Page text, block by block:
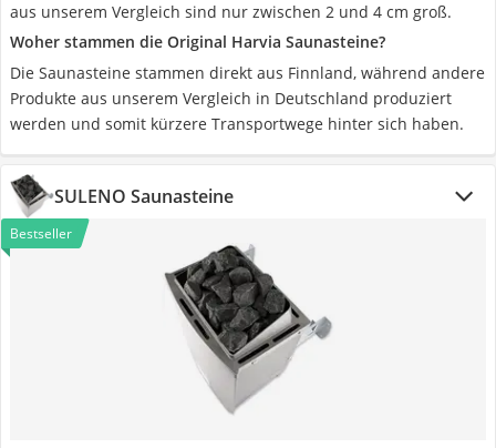
aus unserem Vergleich sind nur zwischen 2 und 4 cm groß.
Woher stammen die Original Harvia Saunasteine?
Die Saunasteine stammen direkt aus Finnland, während andere
Produkte aus unserem Vergleich in Deutschland produziert
werden und somit kürzere Transportwege hinter sich haben.
SULENO Saunasteine
Bestseller